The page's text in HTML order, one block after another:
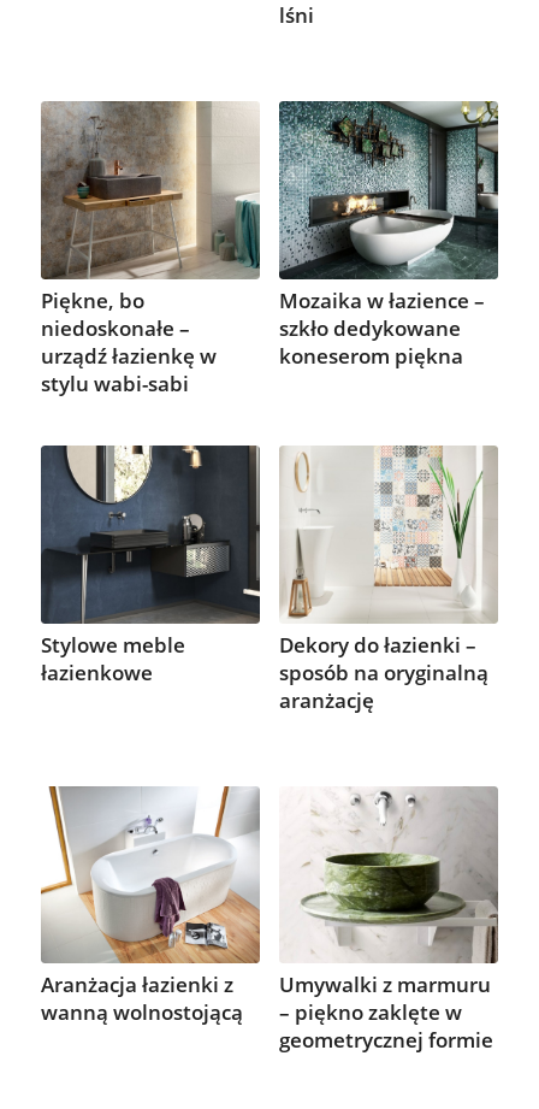
lśni
Piękne, bo
niedoskonałe –
urządź łazienkę w
stylu wabi-sabi
Mozaika w łazience –
szkło dedykowane
koneserom piękna
Stylowe meble
łazienkowe
Dekory do łazienki –
sposób na oryginalną
aranżację
Aranżacja łazienki z
wanną wolnostojącą
Umywalki z marmuru
– piękno zaklęte w
geometrycznej formie